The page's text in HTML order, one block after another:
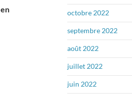
octobre 2022
septembre 2022
août 2022
juillet 2022
juin 2022